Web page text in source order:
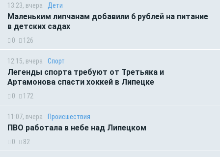
13:23, вчера Дети
Маленьким липчанам добавили 6 рублей на питание
в детских садах
0 126
12:15, вчера Спорт
Легенды спорта требуют от Третьяка и
Артамонова спасти хоккей в Липецке
0 172
11:07, вчера Происшествия
ПВО работала в небе над Липецком
0 82